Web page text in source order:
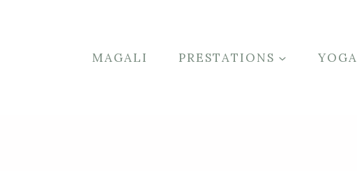
MAGALI PRESTATIONS YOGA